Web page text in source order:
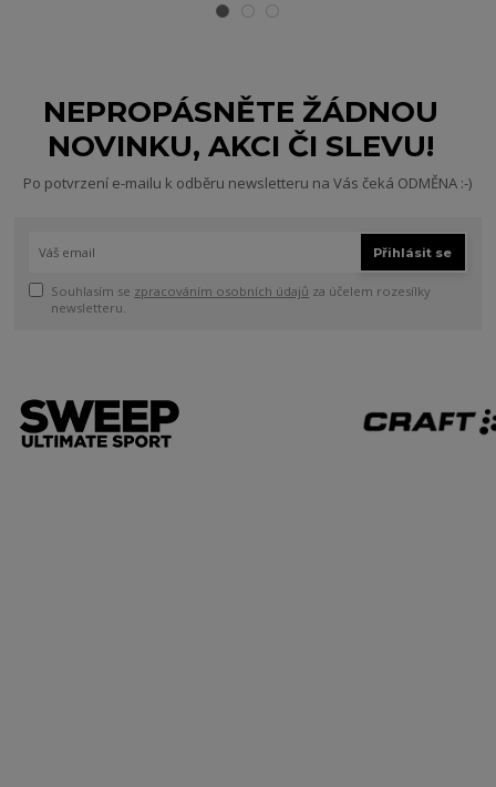
NEPROPÁSNĚTE ŽÁDNOU
NOVINKU, AKCI ČI SLEVU!
Po potvrzení e-mailu k odběru newsletteru na Vás čeká ODMĚNA :-)
Přihlásit se
Souhlasím se zpracováním osobních údajů za účelem rozesílky
newsletteru.